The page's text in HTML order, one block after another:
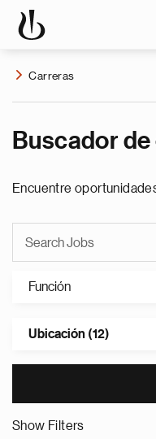
Carreras
Buscador
Encuentre
Función
Ubicación (12)
Show Filters